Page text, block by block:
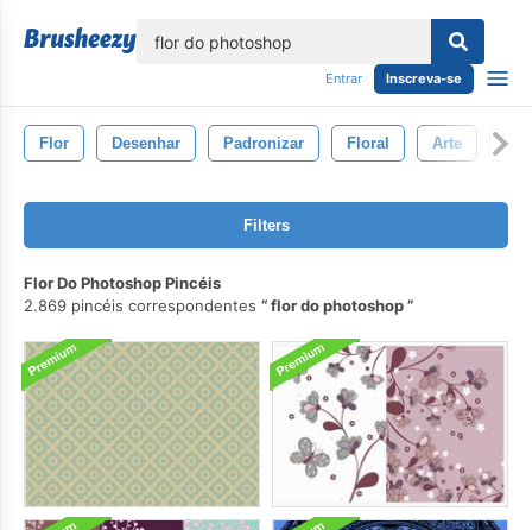
Entrar Inscreva-se
Flor Desenhar Padronizar Floral Arte
Filters
Flor Do Photoshop Pincéis
2.869 pincéis correspondentes
flor do photoshop